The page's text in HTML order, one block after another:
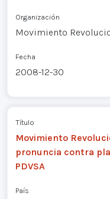
Organización
Movimiento
Fecha
2008-12-30
Título
Movimiento
pronuncia contra
PDVSA
País